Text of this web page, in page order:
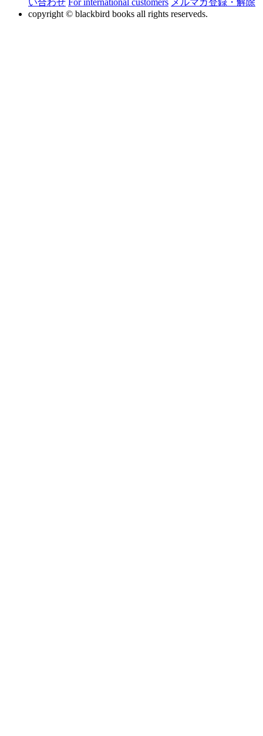
い合わせ For international customers メルマガ登録・解除
copyright © blackbird books all rights reserveds.